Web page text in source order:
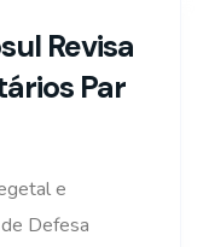
Revisa
Par
e
Defesa